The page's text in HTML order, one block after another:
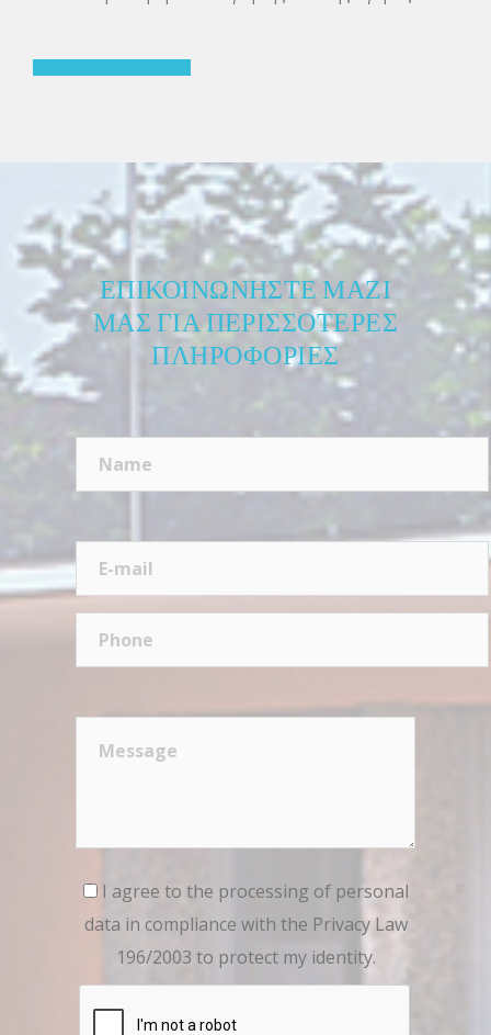
ΕΠΙΚΟΙΝΩΝΉΣΤΕ ΜΑΖΊ
ΜΑΣ ΓΙΑ ΠΕΡΙΣΣΌΤΕΡΕΣ
ΠΛΗΡΟΦΟΡΊΕΣ
I agree to the processing of personal
data in compliance with the Privacy Law
196/2003 to protect my identity.